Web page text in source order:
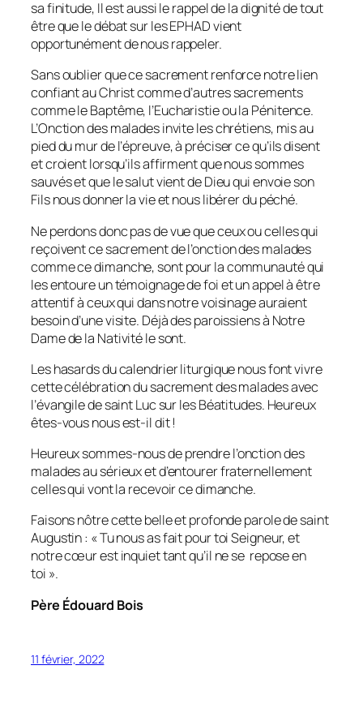
sa finitude, Il est aussi le rappel de la dignité de tout
être que le débat sur les EPHAD vient
opportunément de nous rappeler.
Sans oublier que ce sacrement renforce notre lien
confiant au Christ comme d’autres sacrements
comme le Baptême, l’Eucharistie ou la Pénitence.
L’Onction des malades invite les chrétiens, mis au
pied du mur de l’épreuve, à préciser ce qu’ils disent
et croient lorsqu’ils affirment que nous sommes
sauvés et que le salut vient de Dieu qui envoie son
Fils nous donner la vie et nous libérer du péché.
Ne perdons donc pas de vue que ceux ou celles qui
reçoivent ce sacrement de l’onction des malades
comme ce dimanche, sont pour la communauté qui
les entoure un témoignage de foi et un appel à être
attentif à ceux qui dans notre voisinage auraient
besoin d’une visite. Déjà des paroissiens à Notre
Dame de la Nativité le sont.
Les hasards du calendrier liturgique nous font vivre
cette célébration du sacrement des malades avec
l’évangile de saint Luc sur les Béatitudes. Heureux
êtes-vous nous est-il dit !
Heureux sommes-nous de prendre l’onction des
malades au sérieux et d’entourer fraternellement
celles qui vont la recevoir ce dimanche.
Faisons nôtre cette belle et profonde parole de saint
Augustin : «Tu nous as fait pour toi Seigneur, et
notre cœur est inquiet tant qu’il ne se repose en
toi ».
Père Édouard Bois
11 février, 2022